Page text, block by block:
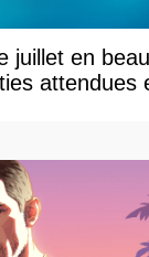
juillet en
attendues